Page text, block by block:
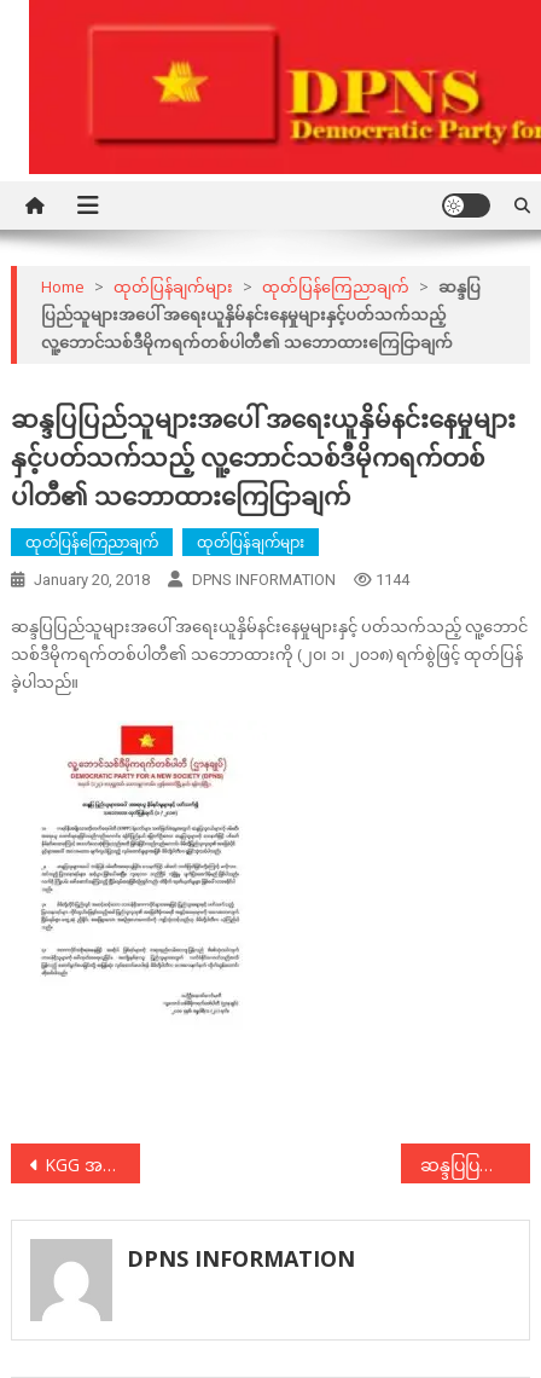
DPNS
Home > ထုတ်ပြန်ချက်များ > ထုတ်ပြန်ကြေညာချက် > ဆန္ဒပြ
ပြည်သူများအပေါ် အရေးယူနှိမ်နင်းနေမှုများနှင့်ပတ်သက်သည့်
လူ့ဘောင်သစ်ဒီမိုကရက်တစ်ပါတီ၏ သဘောထားကြေငြာချက်
ဆန္ဒပြပြည်သူများအပေါ် အရေးယူနှိမ်နင်းနေမှုများ
နှင့်ပတ်သက်သည့် လူ့ဘောင်သစ်ဒီမိုကရက်တစ်
ပါတီ၏ သဘောထားကြေငြာချက်
ထုတ်ပြန်ကြေညာချက် ထုတ်ပြန်ချက်များ
January 20, 2018 DPNS INFORMATION 1144
ဆန္ဒပြပြည်သူများအပေါ် အရေးယူနှိမ်နင်းနေမှုများနှင့် ပတ်သက်သည့် လူ့ဘောင်
သစ်ဒီမိုကရက်တစ်ပါတီ၏ သဘောထားကို (၂၀၊ ၁၊ ၂၀၁၈) ရက်စွဲဖြင့် ထုတ်ပြန်
ခဲ့ပါသည်။
Post
navigation
KGG အထည်ချုပ်စက်ရုံ အလုပ်သမားသပိတ်ကို ဝန်းရံ ဆန္ဒပြပြည်သူများအပေါ် အရေးယူနှိမ်နှင်းမှုများနှင့်ပတ်သက်၍ သဘောထားထုတ်ပြန်ချက်
DPNS INFORMATION